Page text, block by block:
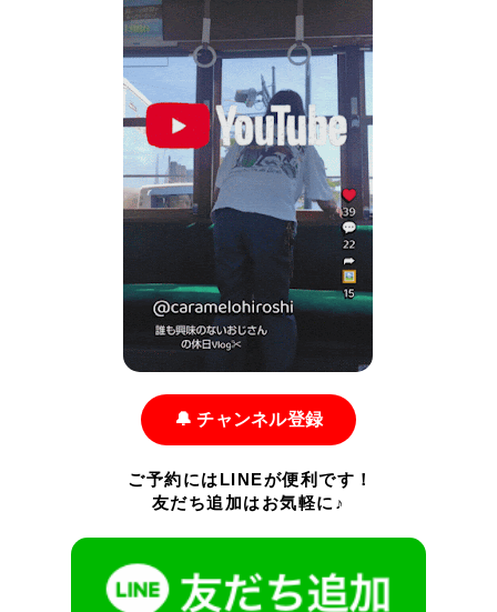
🔔 チャンネル登録
ご予約にはLINEが便利です！
友だち追加はお気軽に♪